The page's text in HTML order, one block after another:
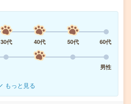
30代 40代 50代
60代
男性
もっと見る